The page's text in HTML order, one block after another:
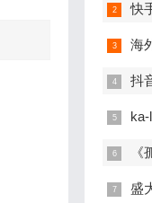
快手充
海
抖音衝
ka-
《
盛大游